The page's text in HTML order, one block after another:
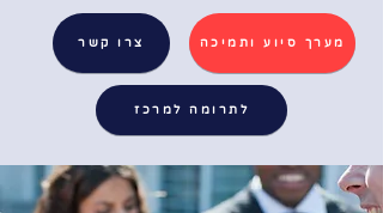
מערך סיוע ותמיכה צרו קשר
לתרומה למרכז